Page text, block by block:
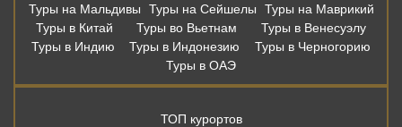
Туры в ДубайТуры в Шарджу Туры в АджманТуры на Пхукет
Туры в Паттайю
Туры в Као Лак
Туры в Фантьет
Туры на Хайнань Туры в Варадеро
Туры в Северный Гоа
Туры в Сиде
Дешевые авиабилеты из Москвы